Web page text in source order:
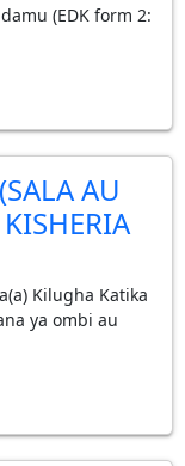
(EDK form 2:
AU
Kilugha Katika
ya ombi au